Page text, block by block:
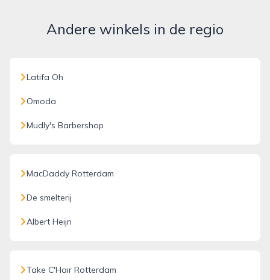
Andere winkels in de regio
Latifa Oh
Omoda
Mudly's Barbershop
MacDaddy Rotterdam
De smelterij
Albert Heijn
Take C'Hair Rotterdam